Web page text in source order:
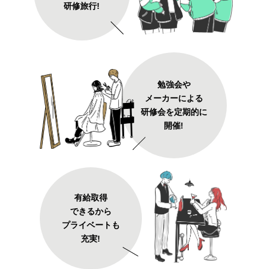
研修旅行!
勉強会や
メーカーによる
研修会を定期的に
開催!
有給取得
できるから
プライベートも
充実!